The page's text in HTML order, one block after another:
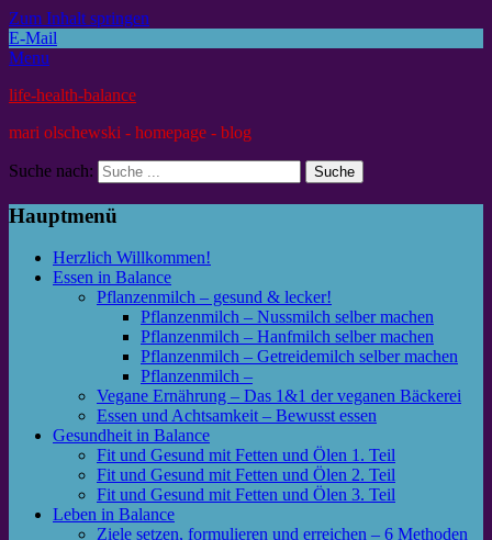
Zum Inhalt springen
E-Mail
Menu
life-health-balance
mari olschewski - homepage - blog
Suche nach:
Hauptmenü
Herzlich Willkommen!
Essen in Balance
Pflanzenmilch – gesund & lecker!
Pflanzenmilch – Nussmilch selber machen
Pflanzenmilch – Hanfmilch selber machen
Pflanzenmilch – Getreidemilch selber machen
Pflanzenmilch –
Vegane Ernährung – Das 1&1 der veganen Bäckerei
Essen und Achtsamkeit – Bewusst essen
Gesundheit in Balance
Fit und Gesund mit Fetten und Ölen 1. Teil
Fit und Gesund mit Fetten und Ölen 2. Teil
Fit und Gesund mit Fetten und Ölen 3. Teil
Leben in Balance
Ziele setzen, formulieren und erreichen – 6 Methoden